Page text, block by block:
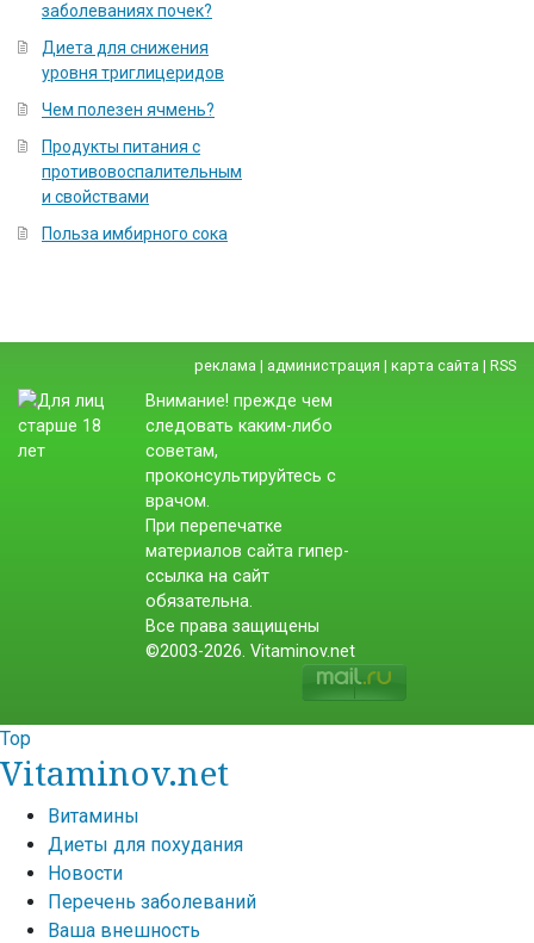
заболеваниях почек?
Диета для снижения
уровня триглицеридов
Чем полезен ячмень?
Продукты питания с
противовоспалительным
и свойствами
Польза имбирного сока
реклама | администрация | карта сайта | RSS
Внимание! прежде чем
следовать каким-либо
советам,
проконсультируйтесь с
врачом.
При перепечатке
материалов сайта гипер-
ссылка на сайт
обязательна.
Все права защищены
©2003-2026. Vitaminov.net
Top
Vitaminov.net
Витамины
Диеты для похудания
Новости
Перечень заболеваний
Ваша внешность